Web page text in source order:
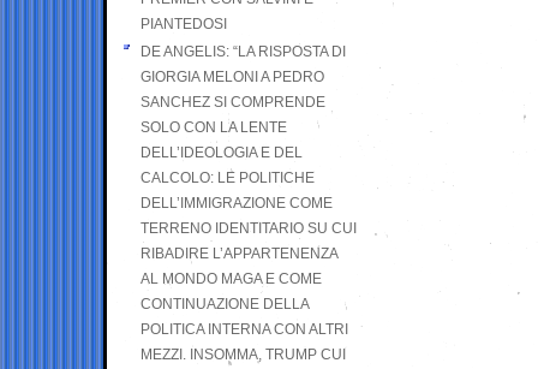
PIANTEDOSI
DE ANGELIS: “LA RISPOSTA DI
GIORGIA MELONI A PEDRO
SANCHEZ SI COMPRENDE
SOLO CON LA LENTE
DELL’IDEOLOGIA E DEL
CALCOLO: LE POLITICHE
DELL’IMMIGRAZIONE COME
TERRENO IDENTITARIO SU CUI
RIBADIRE L’APPARTENENZA
AL MONDO MAGA E COME
CONTINUAZIONE DELLA
POLITICA INTERNA CON ALTRI
MEZZI. INSOMMA, TRUMP CUI